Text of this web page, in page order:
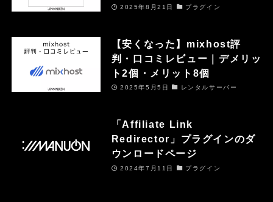
2025年8月21日 プラグイン
【安くなった】mixhost評
判・口コミレビュー｜デメリッ
ト2個・メリット8個
2025年5月5日 レンタルサーバー
「Affiliate Link
Redirector」プラグインのダ
ウンロードページ
2024年7月11日 プラグイン